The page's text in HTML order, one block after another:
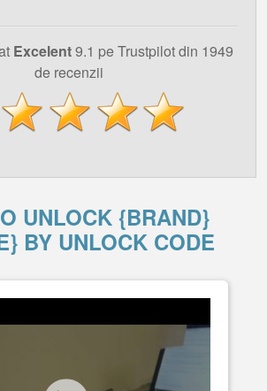
Excelent9.1 pe Trustpilot din 1949
de recenzii
UNLOCK {BRAND}
BY UNLOCK CODE